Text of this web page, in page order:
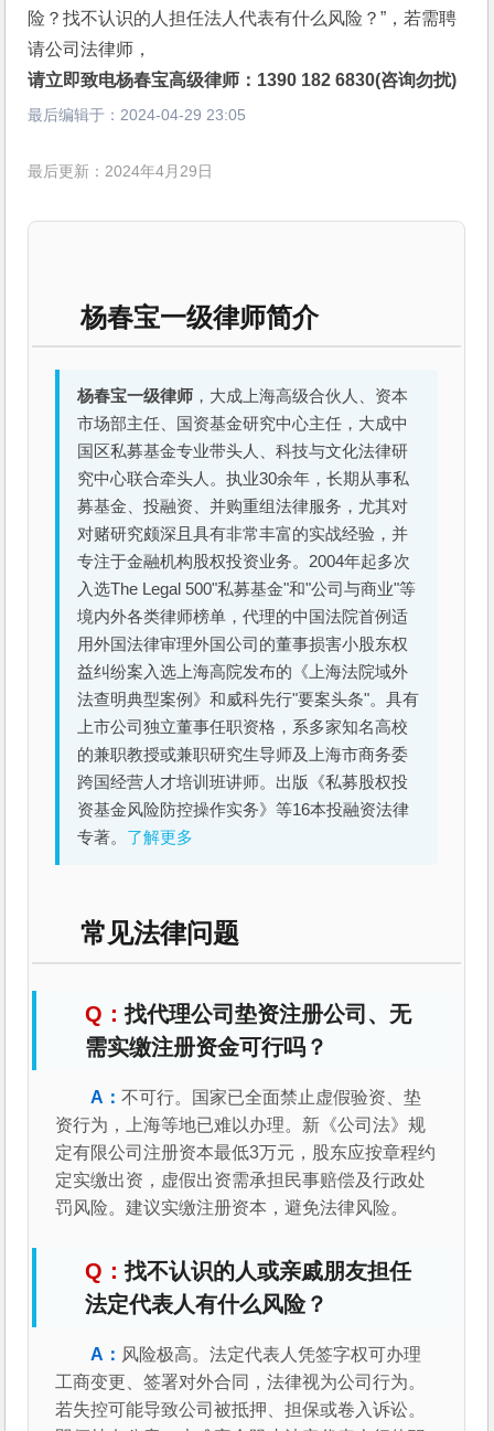
险？找不认识的人担任法人代表有什么风险？”，若需聘
请公司法律师，
请立即致电杨春宝高级律师：1390 182 6830(咨询勿扰)
最后编辑于： 2024-04-29 23:05
最后更新：2024年4月29日
杨春宝一级律师简介
杨春宝一级律师 ，大成上海高级合伙人、资本
市场部主任、国资基金研究中心主任，大成中
国区私募基金专业带头人、科技与文化法律研
究中心联合牵头人。执业30余年，长期从事私
募基金、投融资、并购重组法律服务，尤其对
对赌研究颇深且具有非常丰富的实战经验，并
专注于金融机构股权投资业务。2004年起多次
入选The Legal 500"私募基金"和"公司与商业"等
境内外各类律师榜单，代理的中国法院首例适
用外国法律审理外国公司的董事损害小股东权
益纠纷案入选上海高院发布的《上海法院域外
法查明典型案例》和威科先行"要案头条"。具有
上市公司独立董事任职资格，系多家知名高校
的兼职教授或兼职研究生导师及上海市商务委
跨国经营人才培训班讲师。出版《私募股权投
资基金风险防控操作实务》等16本投融资法律
专著。 了解更多
常见法律问题
找代理公司垫资注册公司、无
需实缴注册资金可行吗？
不可行。国家已全面禁止虚假验资、垫
资行为，上海等地已难以办理。新《公司法》规
定有限公司注册资本最低3万元，股东应按章程约
定实缴出资，虚假出资需承担民事赔偿及行政处
罚风险。建议实缴注册资本，避免法律风险。
找不认识的人或亲戚朋友担任
法定代表人有什么风险？
风险极高。法定代表人凭签字权可办理
工商变更、签署对外合同，法律视为公司行为。
若失控可能导致公司被抵押、担保或卷入诉讼。